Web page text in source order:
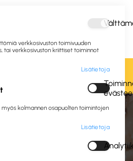
Kirjaudu sisään tai
ja hygienia
Siivousvälineet
Erikoisharjat
verkkosivuston toimivuuden
tai verkkosivuston kriittiset toiminnot
Lisätietoja
kolmannen osapuolten toimintojen
Lisätietoja